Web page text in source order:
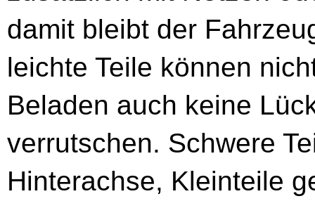
damit bleibt der
leichte Teile können
Beladen auch keine
verrutschen. Schwere
Hinterachse, Kleinteile